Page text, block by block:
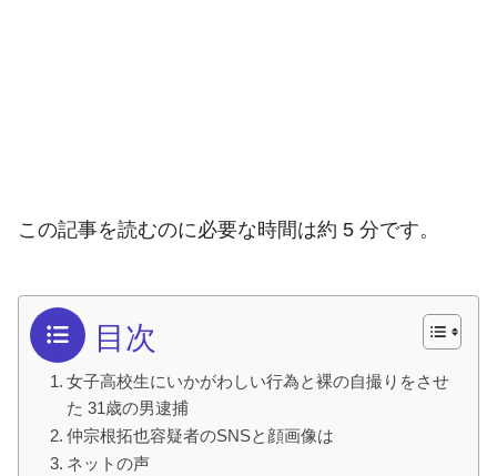
この記事を読むのに必要な時間は約 5 分です。
目次
女子高校生にいかがわしい行為と裸の自撮りをさせ
た 31歳の男逮捕
仲宗根拓也容疑者のSNSと顔画像は
ネットの声